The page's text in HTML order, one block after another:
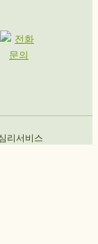
리서비스